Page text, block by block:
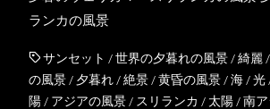
ランカの風景
サンセット /世界の夕暮れの風景 /綺麗
の風景/ 夕暮れ/絶景/黄昏の風景/海/光
陽/ アジアの風景/ スリランカ / 太陽/南